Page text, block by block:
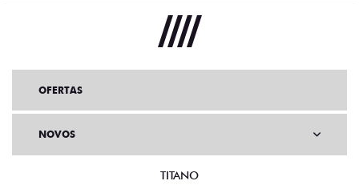
OFERTAS
NOVOS
TITANO